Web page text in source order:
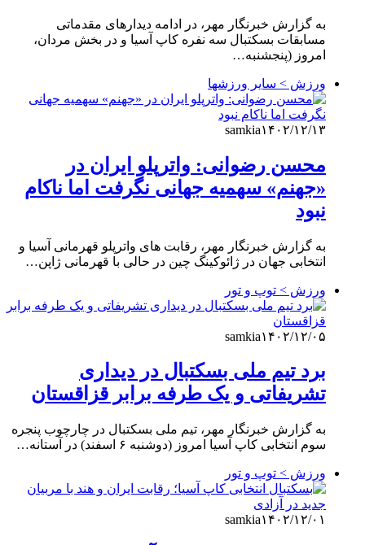
به گزارش خبرنگار مهر، در ادامه دیدارهای مقدماتی
مسابقات بسکتبال سه نفره کاپ آسیا و در بخش مردان،
امروز (پنجشنبه…
ورزش > سایر ورزشها
samkia۱۴۰۲/۱۲/۱۳
محسن رضوانی: واترپلو ایران در
«جهنم» سهمیه جهانی نگرفت اما ناکام
نبود
به گزارش خبرنگار مهر، رقابت های واترپلو قهرمانی آسیا و
انتخابی جهان در ژائوکینگ چین در حالی با قهرمانی ژاپن…
ورزش > توپ و تور
samkia۱۴۰۲/۱۲/۰۵
برد تیم ملی بسکتبال در دیداری
تشریفاتی و یک طرفه برابر قزاقستان
به گزارش خبرنگار مهر، تیم ملی بسکتبال در چارچوب پنجره
سوم انتخابی کاپ آسیا امروز (دوشنبه ۶ اسفند) در آستانه…
ورزش > توپ و تور
samkia۱۴۰۲/۱۲/۰۱